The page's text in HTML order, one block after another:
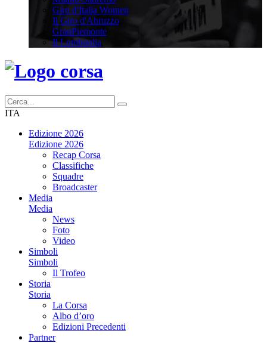
Giro d'Italia Women
Il Giro d'Abruzzo
GranPiemonte
Il Lombardia
ITA
Edizione 2026
Edizione 2026
Recap Corsa
Classifiche
Squadre
Broadcaster
Media
Media
News
Foto
Video
Simboli
Simboli
Il Trofeo
Storia
Storia
La Corsa
Albo d’oro
Edizioni Precedenti
Partner